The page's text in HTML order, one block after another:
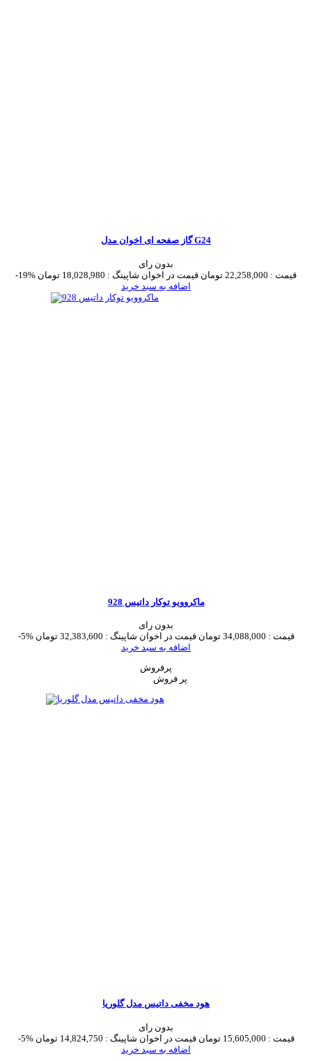
گاز صفحه ای اخوان مدل G24
بدون رای
-19%
قیمت : 22,258,000 تومان قیمت در اخوان شاپینگ : 18,028,980 تومان
اضافه به سبد خرید
ماکروویو توکار داتیس 928
بدون رای
-5%
قیمت : 34,088,000 تومان قیمت در اخوان شاپینگ : 32,383,600 تومان
اضافه به سبد خرید
پرفروش
هود مخفی داتیس مدل گلوریا
بدون رای
-5%
قیمت : 15,605,000 تومان قیمت در اخوان شاپینگ : 14,824,750 تومان
اضافه به سبد خرید